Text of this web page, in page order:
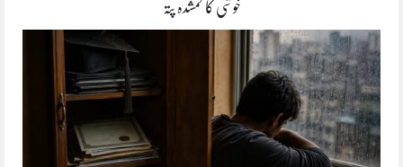
خوشی کا گمشدہ پتہ